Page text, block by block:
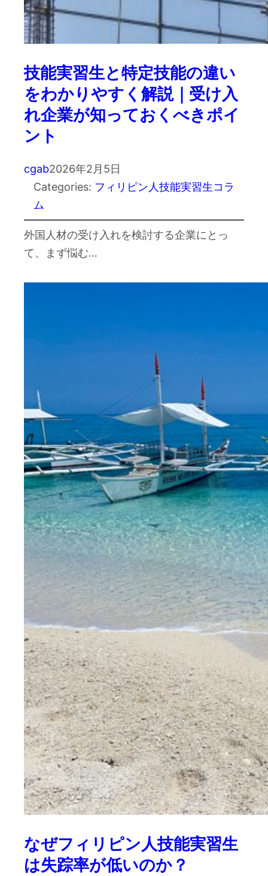
技能実習生と特定技能の違い
をわかりやすく解説｜受け入
れ企業が知っておくべきポイ
ント
cgab2026年2月5日
Categories: フィリピン人技能実習生コラ
ム
外国人材の受け入れを検討する企業にとっ
て、まず悩む…
なぜフィリピン人技能実習生
は失踪率が低いのか？